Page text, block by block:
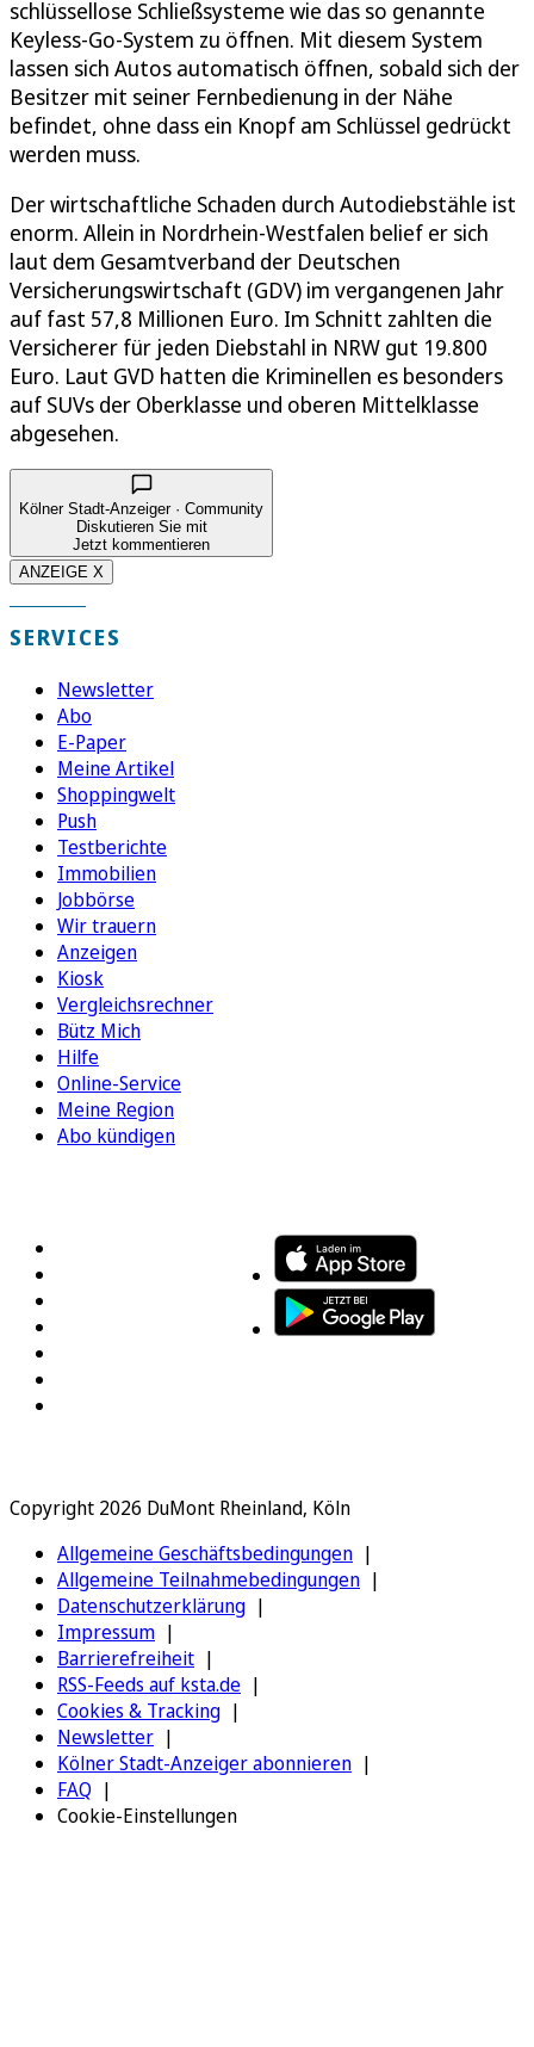
schlüssellose Schließsysteme wie das so genannte
Keyless-Go-System zu öffnen. Mit diesem System
lassen sich Autos automatisch öffnen, sobald sich der
Besitzer mit seiner Fernbedienung in der Nähe
befindet, ohne dass ein Knopf am Schlüssel gedrückt
werden muss.
Der wirtschaftliche Schaden durch Autodiebstähle ist
enorm. Allein in Nordrhein-Westfalen belief er sich
laut dem Gesamtverband der Deutschen
Versicherungswirtschaft (GDV) im vergangenen Jahr
auf fast 57,8 Millionen Euro. Im Schnitt zahlten die
Versicherer für jeden Diebstahl in NRW gut 19.800
Euro. Laut GVD hatten die Kriminellen es besonders
auf SUVs der Oberklasse und oberen Mittelklasse
abgesehen.
Kölner Stadt-Anzeiger · Community
Diskutieren Sie mit
Jetzt kommentieren
ANZEIGE X
SERVICES
Newsletter
Abo
E-Paper
Meine Artikel
Shoppingwelt
Push
Testberichte
Immobilien
Jobbörse
Wir trauern
Anzeigen
Kiosk
Vergleichsrechner
Bütz Mich
Hilfe
Online-Service
Meine Region
Abo kündigen
Copyright 2026 DuMont Rheinland, Köln
Allgemeine Geschäftsbedingungen
Allgemeine Teilnahmebedingungen
Datenschutzerklärung
Impressum
Barrierefreiheit
RSS-Feeds auf ksta.de
Cookies & Tracking
Newsletter
Kölner Stadt-Anzeiger abonnieren
FAQ
Cookie-Einstellungen